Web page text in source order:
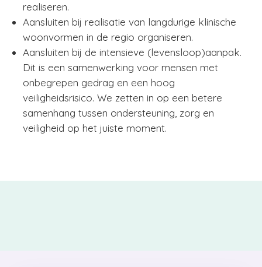
realiseren.
Aansluiten bij realisatie van langdurige klinische
woonvormen in de regio organiseren.
Aansluiten bij de intensieve (levensloop)aanpak.
Dit is een samenwerking voor mensen met
onbegrepen gedrag en een hoog
veiligheidsrisico. We zetten in op een betere
samenhang tussen ondersteuning, zorg en
veiligheid op het juiste moment.